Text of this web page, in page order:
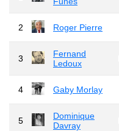
2 Roger Pierre
3
Fernand
Ledoux
4 Gaby Morlay
5
Dominique
Davray